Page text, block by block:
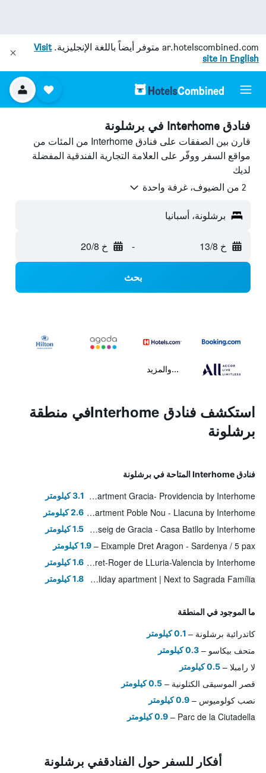
ar.hotelscombined.com متوفر أيضاً باللغة الإنجليزية.Visit
site in English
فنادق Interhome في برشلونة
قارن بين الصفقات على فنادق Interhome من المئات من
مواقع السفر ووفّر على العلامة التجارية الفندقية المفضلة
لديك
2 من الضيوف، غرفة واحدة
برشلونة، أسبانيا
خ 13/8 - خ 20/8
بحث
...والمزيد
استكشف فنادق Interhomeفي منطقة
برشلونة
فنادق Interhome المتاحة في برشلونة
Apartment Gracia- Providencia by Interhome 3.1 كيلومتر
Apartment Poble Nou - Llacuna by Interhome 2.6 كيلومتر
Apartment Centro- Passeig de Gracia - Casa Batllo by Interhome 1.5 كيلومتر
Eixample Dret Aragon - Sardenya / 5 pax 1.9 كيلومتر
Apartment Eix-Dret-Roger de LLuria-Valencia by Interhome 1.6 كيلومتر
Holiday apartment | Next to Sagrada Família 1.8 كيلومتر
ما الموجود في المنطقة
كاتدرائية برشلونة 0.1 كيلومتر
متحف بيكاسو 0.3 كيلومتر
لا رامبلا 0.5 كيلومتر
قصر الموسيقى الكتلونية 0.5 كيلومتر
نصب كولوميوس 0.9 كيلومتر
Parc de la Ciutadella 0.9 كيلومتر
أفكار للسفر حول الفنادقفي برشلونة